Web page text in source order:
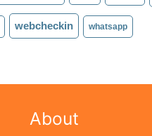
webcheckin whatsapp
About